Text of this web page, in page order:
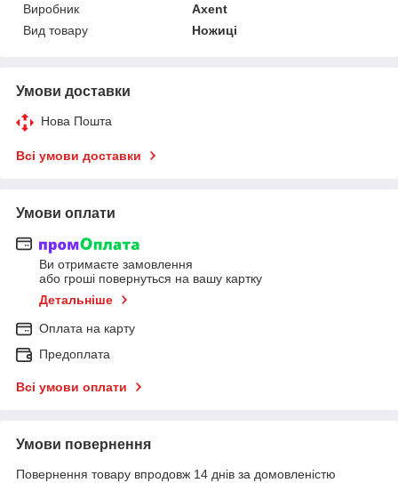
Виробник
Axent
Вид товару
Ножиці
Умови доставки
Нова Пошта
Всі умови доставки
Умови оплати
Ви отримаєте замовлення
або гроші повернуться на вашу картку
Детальніше
Оплата на карту
Предоплата
Всі умови оплати
Умови повернення
Повернення товару впродовж 14 днів за домовленістю